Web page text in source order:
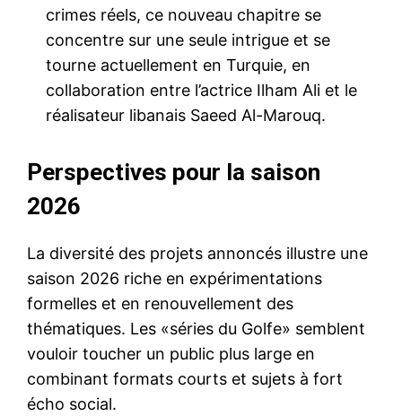
crimes réels, ce nouveau chapitre se
concentre sur une seule intrigue et se
tourne actuellement en Turquie, en
collaboration entre l’actrice Ilham Ali et le
réalisateur libanais Saeed Al-Marouq.
Perspectives pour la saison
2026
La diversité des projets annoncés illustre une
saison 2026 riche en expérimentations
formelles et en renouvellement des
thématiques. Les «séries du Golfe» semblent
vouloir toucher un public plus large en
combinant formats courts et sujets à fort
écho social.